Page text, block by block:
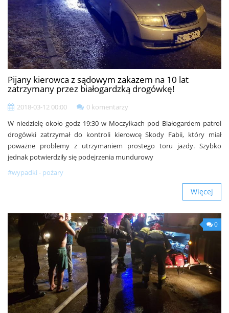
Pijany kierowca z sądowym zakazem na 10 lat
zatrzymany przez białogardzką drogówkę!
2018-03-12 00:00
0 komentarzy
W niedzielę około godz 19:30 w Moczyłkach pod Białogardem patrol
drogówki zatrzymał do kontroli kierowcę Skody Fabii, który miał
poważne problemy z utrzymaniem prostego toru jazdy. Szybko
jednak potwierdziły się podejrzenia mundurowy
#wypadki - pożary
Więcej
0